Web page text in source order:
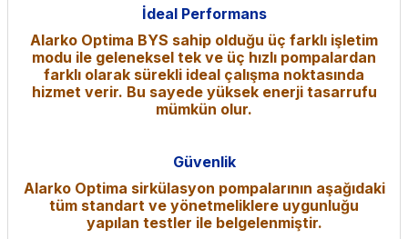
İdeal Performans
Alarko Optima BYS sahip olduğu üç farklı işletim
modu ile geleneksel tek ve üç hızlı pompalardan
farklı olarak sürekli ideal çalışma noktasında
hizmet verir. Bu sayede yüksek enerji tasarrufu
mümkün olur.
Güvenlik
Alarko Optima sirkülasyon pompalarının aşağıdaki
tüm standart ve yönetmeliklere uygunluğu
yapılan testler ile belgelenmiştir.